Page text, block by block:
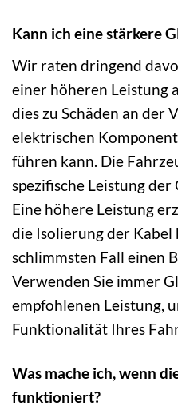
Kann ich eine stärkere
Wir raten dringend
einer höheren Leistung
dies zu Schäden an der
elektrischen
führen kann. Die
spezifische Leistung der
Eine höhere Leistung
die Isolierung der Kabel
schlimmsten Fall einen
Verwenden Sie immer
empfohlenen Leistung,
Funktionalität Ihres
Was mache ich, wenn
funktioniert?